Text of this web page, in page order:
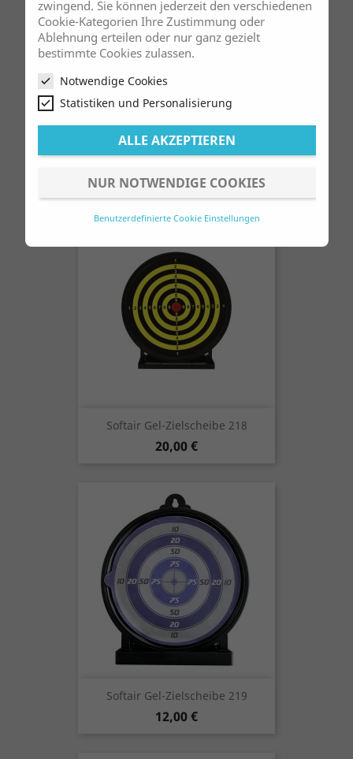
zwingend. Sie können jederzeit den verschiedenen
Cookie-Kategorien Ihre Zustimmung oder
Ablehnung erteilen oder nur ganz gezielt
bestimmte Cookies zulassen.
Notwendige Cookies
Statistiken und Personalisierung
ALLE AKZEPTIEREN
NUR NOTWENDIGE COOKIES
Benutzerdefinierte Cookie Einstellungen
Frisbee Aus Stoff 10"
Preis
3,00 €
Softair Gel-Zielscheibe 218
Preis
20,00 €
Softair Gel-Zielscheibe 219
Preis
12,00 €